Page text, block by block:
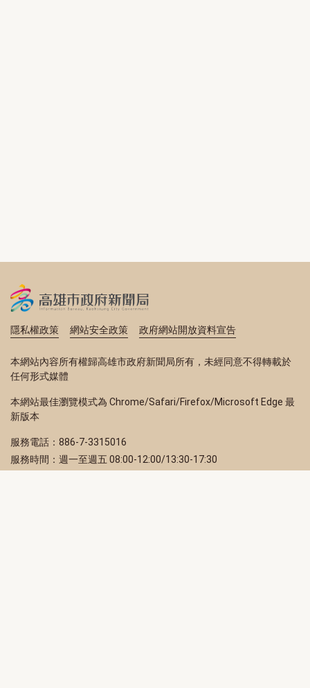
隱私權政策 網站安全政策 政府網站開放資料宣告
本網站內容所有權歸高雄市政府新聞局所有，未經同意不得轉載於
任何形式媒體
本網站最佳瀏覽模式為 Chrome/Safari/Firefox/Microsoft Edge 最
新版本
服務電話：886-7-3315016
服務時間：週一至週五 08:00-12:00/13:30-17:30